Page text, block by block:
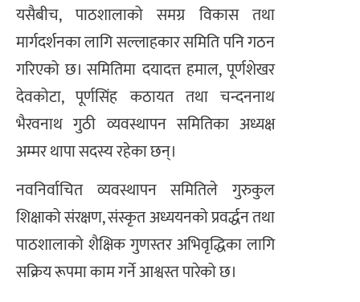
यसैबीच, पाठशालाको समग्र विकास तथा
मार्गदर्शनका लागि सल्लाहकार समिति पनि गठन
गरिएको छ। समितिमा दयादत्त हमाल, पूर्णशेखर
देवकोटा, पूर्णसिंह कठायत तथा चन्दननाथ
भैरवनाथ गुठी व्यवस्थापन समितिका अध्यक्ष
अम्मर थापा सदस्य रहेका छन्।
नवनिर्वाचित व्यवस्थापन समितिले गुरुकुल
शिक्षाको संरक्षण, संस्कृत अध्ययनको प्रवर्द्धन तथा
पाठशालाको शैक्षिक गुणस्तर अभिवृद्धिका लागि
सक्रिय रूपमा काम गर्ने आश्वस्त पारेको छ।